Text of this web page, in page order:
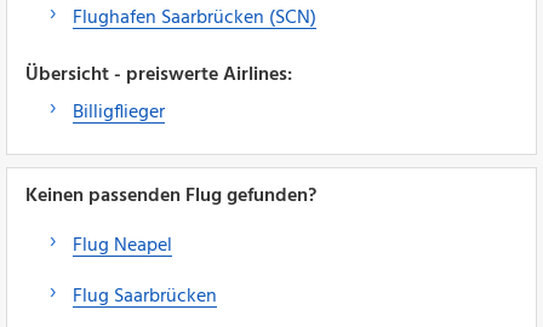
Flughafen Saarbrücken (SCN)
Übersicht - preiswerte Airlines:
Billigflieger
Keinen passenden Flug gefunden?
Flug Neapel
Flug Saarbrücken